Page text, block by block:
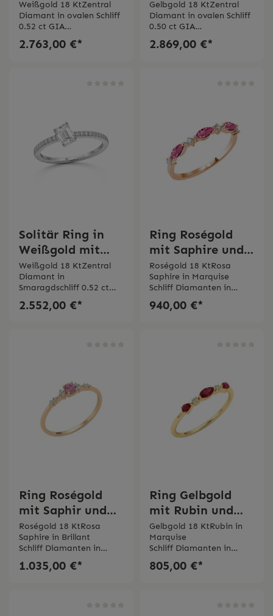
ovalen GIA
Diamant
Bertignoll
Weißgold 18 KtZentral
Diamant in ovalen Schliff
0.52 ct GIA
Diamanten 0.11 ct
2.763,00 €*
ovalen GIA
Diamant
Bertignoll
Gelbgold 18 KtZentral
Diamant in ovalen Schliff
0.50 ct GIA
Diamanten 0.12 ct
2.869,00 €*
Solitär Ring in
Weißgold mit
GIA Diamant
Smaragdschliff
Bertignoll
Weißgold 18 KtZentral
Diamant in
Smaragdschliff 0.52 ct
GIA ZertifikatPavé
Diamanten 0.11 ct
2.552,00 €*
Ring Roségold
mit Saphire und
Diamanten
Bertignoll
Roségold 18 KtRosa
Saphire in Marquise
Schliff Diamanten in
Brillantschliff
940,00 €*
Ring Roségold
mit Saphir und
Diamanten
Bertignoll
Roségold 18 KtRosa
Saphire in Brillant
Schliff Diamanten in
Brillantschliff 0,10 ct
1.035,00 €*
Ring Gelbgold
mit Rubin und
Diamanten
Bertignoll
Gelbgold 18 KtRubin in
Marquise
Schliff Diamanten in
Brillantschliff 0,23 ct
805,00 €*